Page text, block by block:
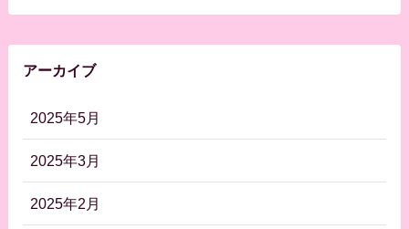
アーカイブ
2025年5月
2025年3月
2025年2月